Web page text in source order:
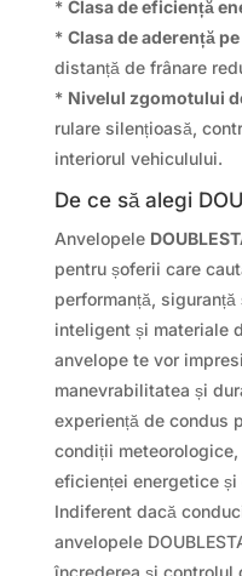
* Clasa de eficiență
* Clasa de aderență
distanță de frânare
* Nivelul zgomotului
rulare silențioasă,
interiorul vehiculului.
De ce să alegi
Anvelopele
pentru șoferii care
performanță,
inteligent și materiale
anvelope te vor
manevrabilitatea și
experiență de condus
condiții
eficienței energetice
Indiferent dacă
anvelopele